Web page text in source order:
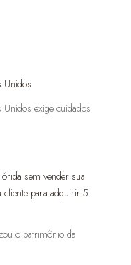
Unidos
exige cuidados
sem vender sua
cliente para adquirir 5
o patrimônio da